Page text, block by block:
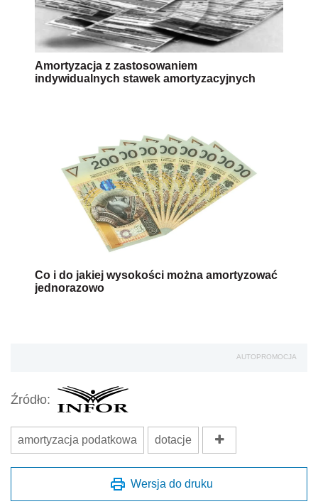
Amortyzacja z zastosowaniem
indywidualnych stawek amortyzacyjnych
Co i do jakiej wysokości można amortyzować
jednorazowo
AUTOPROMOCJA
Źródło:
amortyzacja podatkowa dotacje
Wersja do druku